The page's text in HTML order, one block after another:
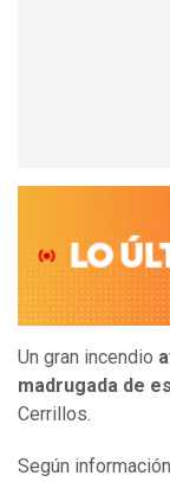
Un gran incendio
madrugada de
Cerrillos.
Según